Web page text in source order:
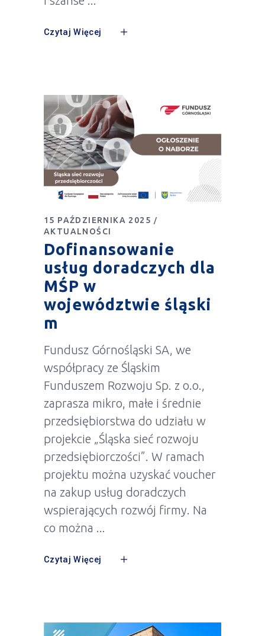
Czytaj Więcej
15 PAŹDZIERNIKA 2025
AKTUALNOŚCI
Dofinansowanie
usług doradczych dla
MŚP w
województwie śląski
m
Fundusz Górnośląski SA, we
współpracy ze Śląskim
Funduszem Rozwoju Sp. z o.o.,
zaprasza mikro, małe i średnie
przedsiębiorstwa do udziału w
projekcie „Śląska sieć rozwoju
przedsiębiorczości”. W ramach
projektu można uzyskać voucher
na zakup usług doradczych
wspierających rozwój firmy. Na
co można
Czytaj Więcej